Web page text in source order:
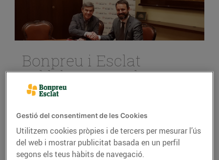
Bonpreu i Esclat
col·laborem en les
“Jornades e-nforma”
que es realitzaran a
Sabadell
08/de maig/2017
Gestió del consentiment de les Cookies
Utilitzem cookies pròpies i de tercers per mesurar l’ús
del web i mostrar publicitat basada en un perfil
segons els teus hàbits de navegació.